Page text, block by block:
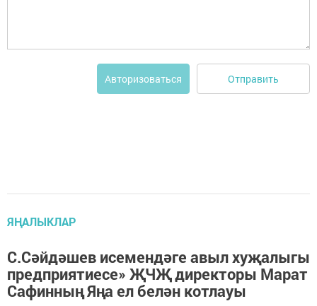
Авторизоваться Отправить
ЯҢАЛЫКЛАР
С.Сәйдәшев исемендәге авыл хуҗалыгы
предприятиесе» ҖЧҖ директоры Марат
Сафинның Яңа ел белән котлауы